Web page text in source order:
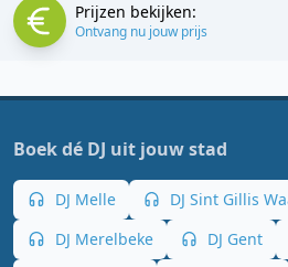
Prijzen bekijken:
Ontvang nu jouw prijs
Boek dé DJ uit jouw stad
DJ Melle DJ Sint Gillis
DJ Merelbeke
DJ Gent